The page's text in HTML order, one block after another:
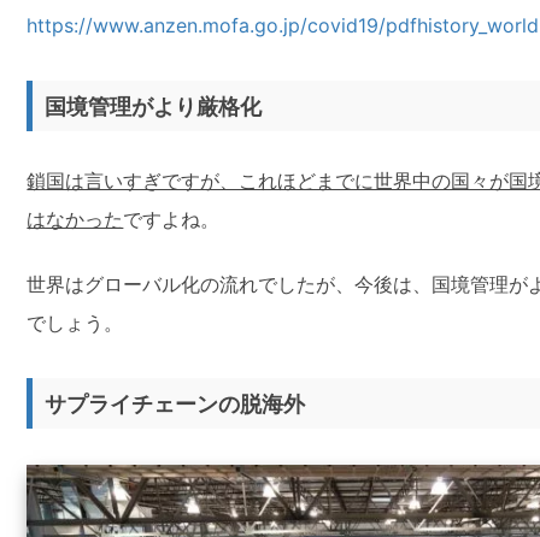
https://www.anzen.mofa.go.jp/covid19/
国境管理がより厳格化
鎖国は言いすぎですが、これほどまでに世界中の国々が国
はなかったですよね。
世界はグローバル化の流れでしたが、今後は、国境管理が
でしょう。
サプライチェーンの脱海外